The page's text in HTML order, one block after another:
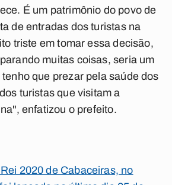
É um patrimônio do povo de
de entradas dos turistas na
triste em tomar essa decisão,
muitas coisas, seria um
que prezar pela saúde dos
turistas que visitam a
enfatizou o prefeito.
2020 de Cabaceiras, no